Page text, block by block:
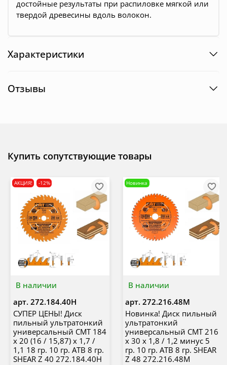
достойные результаты при распиловке мягкой или
твердой древесины вдоль волокон.
Характеристики
Отзывы
Купить сопутствующие товары
В наличии
АКЦИЯ! -12%
арт. 272.184.40H
СУПЕР ЦЕНЫ! Диск
пильный ультратонкий
универсальный CMT 184
x 20 (16 / 15,87) x 1,7 /
1,1 18 гр. 10 гр. ATB 8 гр.
SHEAR Z 40 272.184.40H
В наличии
Новинка
арт. 272.216.48M
Новинка! Диск пильный
ультратонкий
универсальный CMT 216
x 30 x 1,8 / 1,2 минус 5
гр. 10 гр. ATB 8 гр. SHEAR
Z 48 272.216.48M